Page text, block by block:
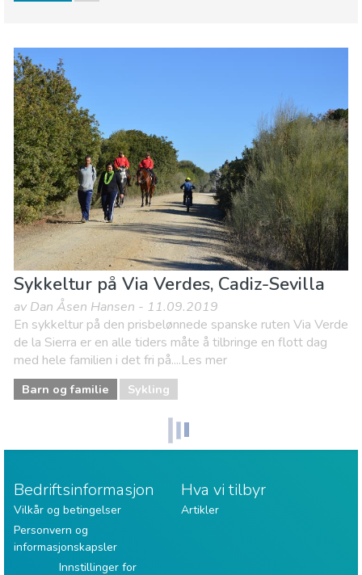
Barn og familie
Lokale arrangementer
Museum & Kunst
Natur og friluftsliv
Sport og spenning Strender
Sykkeltur på Via Verdes, Cadiz-Sevilla
av Dan Åsen Hansen - 11.09.2019
En sykkeltur på den prisbelønnede spanske ruten Via Verde
de la Sierra er en alle tiders måte å tilbringe en flott dag
med hele familien i det fri på....Les mer
Barn og familie Sykling
Bedriftsinformasjon
Vilkår og betingelser
Personvern og
informasjonskapsler
Innstillinger for
Hva vi tilbyr
Artikler